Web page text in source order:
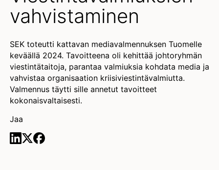
vahvistaminen
SEK toteutti kattavan mediavalmennuksen Tuomelle
keväällä 2024. Tavoitteena oli kehittää johtoryhmän
viestintätaitoja, parantaa valmiuksia kohdata media ja
vahvistaa organisaation kriisiviestintävalmiutta.
Valmennus täytti sille annetut tavoitteet
kokonaisvaltaisesti.
Jaa